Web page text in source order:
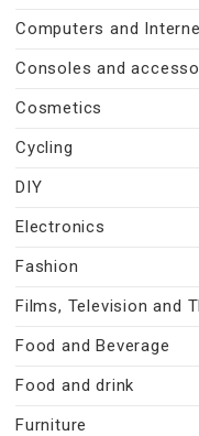
Computers and
Consoles and
Cosmetics
Cycling
DIY
Electronics
Fashion
Films, Television and
Food and Beverage
Food and drink
Furniture